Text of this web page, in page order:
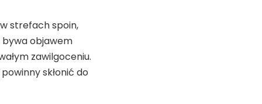
strefach spoin,
bywa objawem
zawilgoceniu.
skłonić do